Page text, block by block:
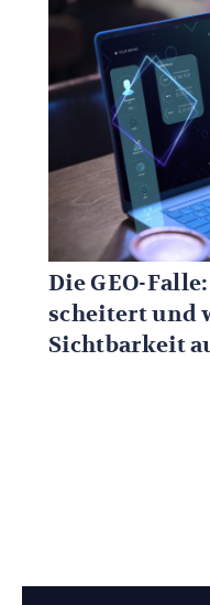
Die GEO-
scheitert und
Sichtbarkeit